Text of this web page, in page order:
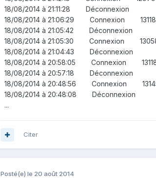
18/08/2014 à 21:11:28
18/08/2014 à 21:06:29 Connexion
18/08/2014 à 21:05:42
18/08/2014 à 21:05:30 Connexion
18/08/2014 à 21:04:43
18/08/2014 à 20:58:05 Connexion
18/08/2014 à 20:57:18
18/08/2014 à 20:48:56 Connexion
18/08/2014 à 20:48:08 Déconnexion
...
Citer
Posté(e) le 20 août 2014